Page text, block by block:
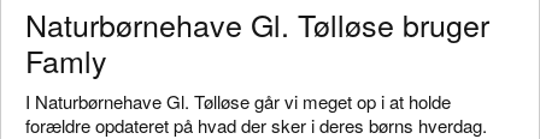
Naturbørnehave Gl. Tølløse bruger
Famly
I Naturbørnehave Gl. Tølløse går vi meget op i at holde
forældre opdateret på hvad der sker i deres børns hverdag.